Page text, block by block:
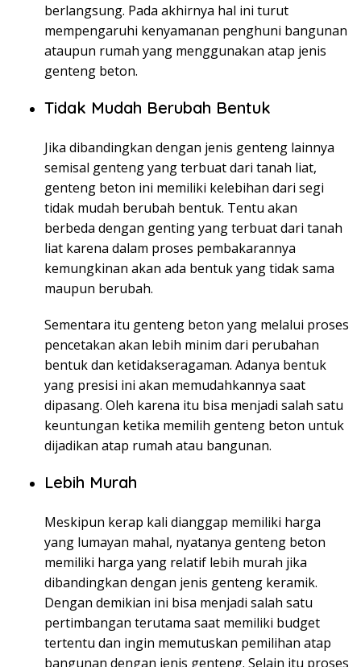
berlangsung. Pada akhirnya hal ini turut
mempengaruhi kenyamanan penghuni bangunan
ataupun rumah yang menggunakan atap jenis
genteng beton.
Tidak Mudah Berubah Bentuk
Jika dibandingkan dengan jenis genteng lainnya
semisal genteng yang terbuat dari tanah liat,
genteng beton ini memiliki kelebihan dari segi
tidak mudah berubah bentuk. Tentu akan
berbeda dengan genting yang terbuat dari tanah
liat karena dalam proses pembakarannya
kemungkinan akan ada bentuk yang tidak sama
maupun berubah.
Sementara itu genteng beton yang melalui proses
pencetakan akan lebih minim dari perubahan
bentuk dan ketidakseragaman. Adanya bentuk
yang presisi ini akan memudahkannya saat
dipasang. Oleh karena itu bisa menjadi salah satu
keuntungan ketika memilih genteng beton untuk
dijadikan atap rumah atau bangunan.
Lebih Murah
Meskipun kerap kali dianggap memiliki harga
yang lumayan mahal, nyatanya genteng beton
memiliki harga yang relatif lebih murah jika
dibandingkan dengan jenis genteng keramik.
Dengan demikian ini bisa menjadi salah satu
pertimbangan terutama saat memiliki budget
tertentu dan ingin memutuskan pemilihan atap
bangunan dengan jenis genteng. Selain itu proses